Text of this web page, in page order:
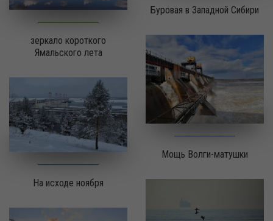
зеркало короткого
Ямальского лета
На исходе ноября
Буровая в Западной Сибири
Мощь Волги-матушки